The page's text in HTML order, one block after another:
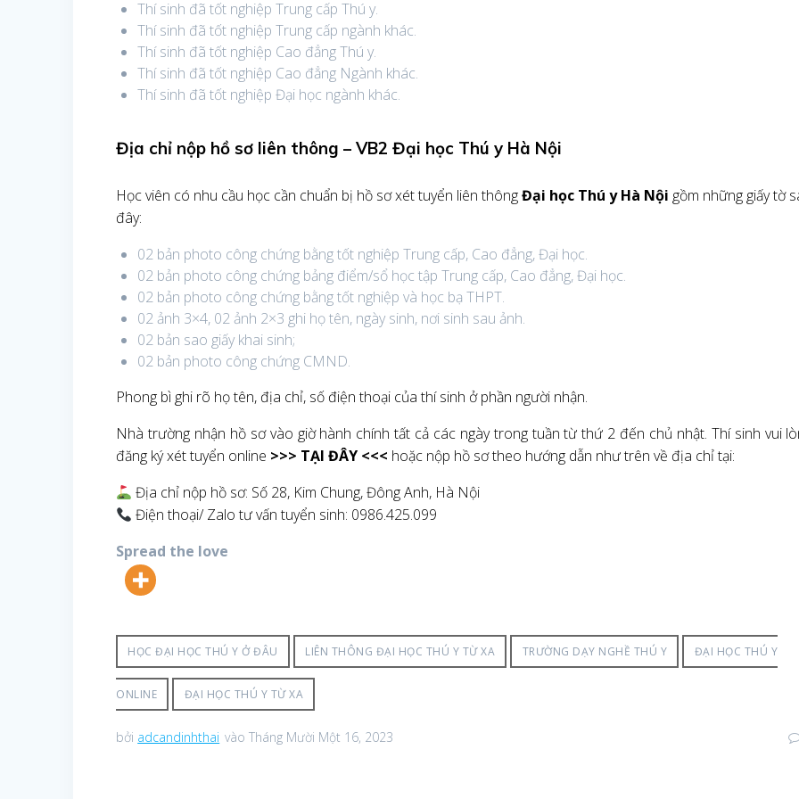
Thí sinh đã tốt nghiệp Trung cấp Thú y.
Thí sinh đã tốt nghiệp Trung cấp ngành khác.
Thí sinh đã tốt nghiệp Cao đẳng Thú y.
Thí sinh đã tốt nghiệp Cao đẳng Ngành khác.
Thí sinh đã tốt nghiệp Đại học ngành khác.
Địa chỉ nộp hồ sơ liên thông – VB2 Đại học Thú y Hà Nội
Học viên có nhu cầu học cần chuẩn bị hồ sơ xét tuyển liên thôngĐại học Thú y Hà Nội gồm những giấy tờ
đây:
02 bản photo công chứng bằng tốt nghiệp Trung cấp, Cao đẳng, Đại học.
02 bản photo công chứng bảng điểm/sổ học tập Trung cấp, Cao đẳng, Đại học.
02 bản photo công chứng bằng tốt nghiệp và học bạ THPT.
02 ảnh 3×4, 02 ảnh 2×3 ghi họ tên, ngày sinh, nơi sinh sau ảnh.
02 bản sao giấy khai sinh;
02 bản photo công chứng CMND.
Phong bì ghi rõ họ tên, địa chỉ, số điện thoại của thí sinh ở phần người nhận.
Nhà trường nhận hồ sơ vào giờ hành chính tất cả các ngày trong tuần từ thứ 2 đến chủ nhật. Thí sinh vui
đăng ký xét tuyển online >>> TẠI ĐÂY <<< hoặc nộp hồ sơ theo hướng dẫn như trên về địa chỉ tại:
Địa chỉ nộp hồ sơ: Số 28, Kim Chung, Đông Anh, Hà Nội
Điện thoại/ Zalo tư vấn tuyển sinh: 0986.425.099
Spread the love
HỌC ĐẠI HỌC THÚ Y Ở ĐÂU LIÊN THÔNG ĐẠI HỌC THÚ Y TỪ XA TRƯỜNG DẠY NGHỀ THÚ Y ĐẠI HỌC THÚ Y
ONLINE ĐẠI HỌC THÚ Y TỪ XA
bởi adcandinhthai vào Tháng Mười Một 16, 2023